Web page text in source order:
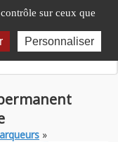
sur ceux que
Personnaliser
»